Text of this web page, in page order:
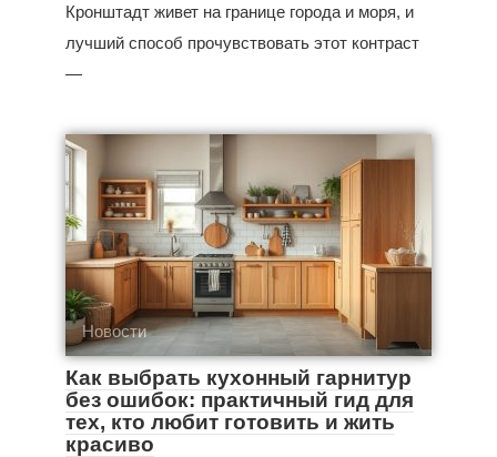
Кронштадт живет на границе города и моря, и
лучший способ прочувствовать этот контраст
—
Новости
Как выбрать кухонный гарнитур
без ошибок: практичный гид для
тех, кто любит готовить и жить
красиво